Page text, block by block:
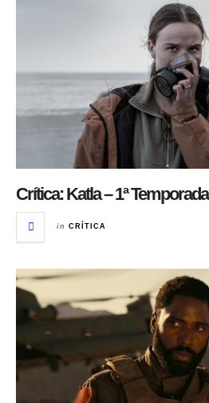
Crítica: Katla – 1ª Temporada
in CRÍTICA